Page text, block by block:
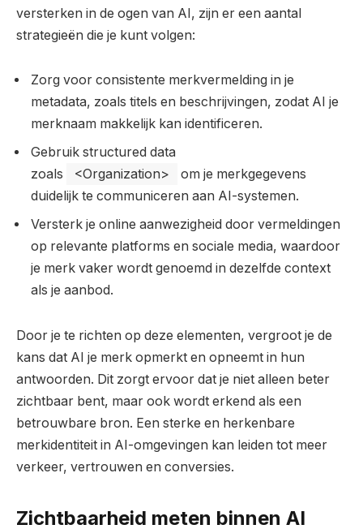
versterken in de ogen van AI, zijn er een aantal
strategieën die je kunt volgen:
Zorg voor consistente merkvermelding in je
metadata, zoals titels en beschrijvingen, zodat AI je
merknaam makkelijk kan identificeren.
Gebruik structured data
zoals
<Organization>
om je merkgegevens
duidelijk te communiceren aan AI-systemen.
Versterk je online aanwezigheid door vermeldingen
op relevante platforms en sociale media, waardoor
je merk vaker wordt genoemd in dezelfde context
als je aanbod.
Door je te richten op deze elementen, vergroot je de
kans dat AI je merk opmerkt en opneemt in hun
antwoorden. Dit zorgt ervoor dat je niet alleen beter
zichtbaar bent, maar ook wordt erkend als een
betrouwbare bron. Een sterke en herkenbare
merkidentiteit in AI-omgevingen kan leiden tot meer
verkeer, vertrouwen en conversies.
Zichtbaarheid meten binnen AI